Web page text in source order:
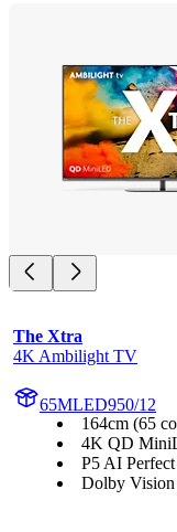
The Xtra
4K Ambilight TV
65MLED950/12
164cm (65
4K QD
P5 AI
Dolby Vision